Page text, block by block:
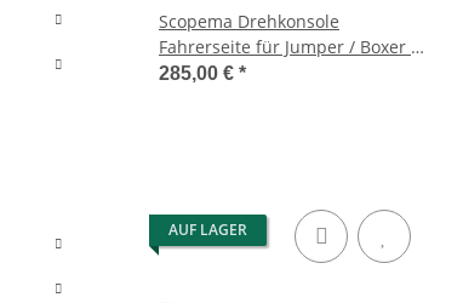
Scopema Drehkonsole
Fahrerseite für Jumper / Boxer /
Ducato X244 ab 2002 bis 2006 -
285,00 € *
AUF LAGER